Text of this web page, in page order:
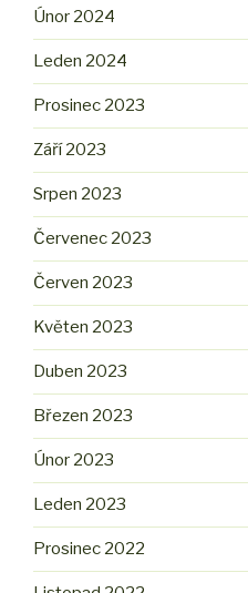
Únor 2024
Leden 2024
Prosinec 2023
Září 2023
Srpen 2023
Červenec 2023
Červen 2023
Květen 2023
Duben 2023
Březen 2023
Únor 2023
Leden 2023
Prosinec 2022